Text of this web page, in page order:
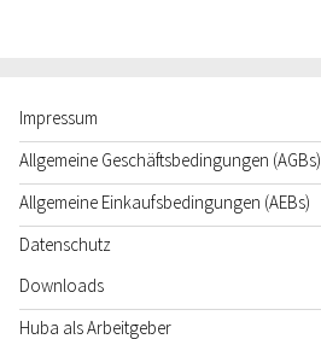
Impressum
Allgemeine Geschäftsbedingungen (AGBs)
Allgemeine Einkaufsbedingungen (AEBs)
Datenschutz
Downloads
Huba als Arbeitgeber